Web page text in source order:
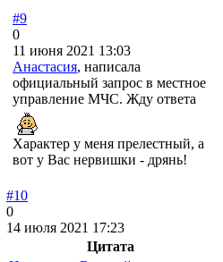
#9
0
11 июня 2021 13:03
Анастасия, написала
официальный запрос в местное
управление МЧС. Жду ответа
Характер у меня прелестный, а
вот у Вас нервишки - дрянь!
#10
0
14 июля 2021 17:23
Цитата